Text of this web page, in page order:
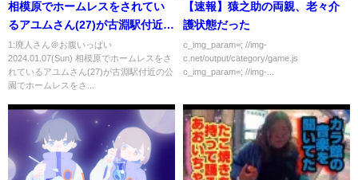
相模原でホームレスをされてい
るアユムさん(27)が古淵駅付近の
公園でホームレスをされている
理由を伺いました【東京ホーム
レス アユムさん】
1:廃人さん＠お腹いっぱい
2024.01.07(Sun) 相模原でホームレスをさ
れているアユムさん(27)が古淵駅付近の公
園でホームレスをさ...
【速報】猿之助の両親、老々介
護状態だった
c_img_param=; //img-
c.net/output/category/game.js
c_img_param=; //img-...